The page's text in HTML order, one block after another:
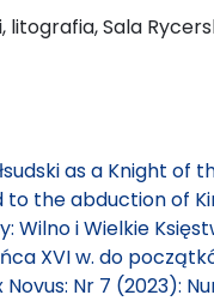
litografia, Sala
as a Knight of
the abduction of
Wilno i Wielkie
XVI w. do
Novus: Nr 7 (2023):